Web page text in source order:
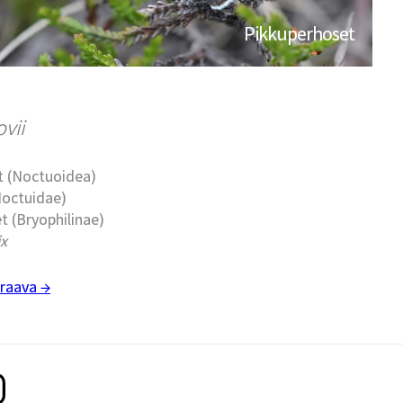
Pikkuperhoset
(Noctuoidea)
(Bryophilinae)
→